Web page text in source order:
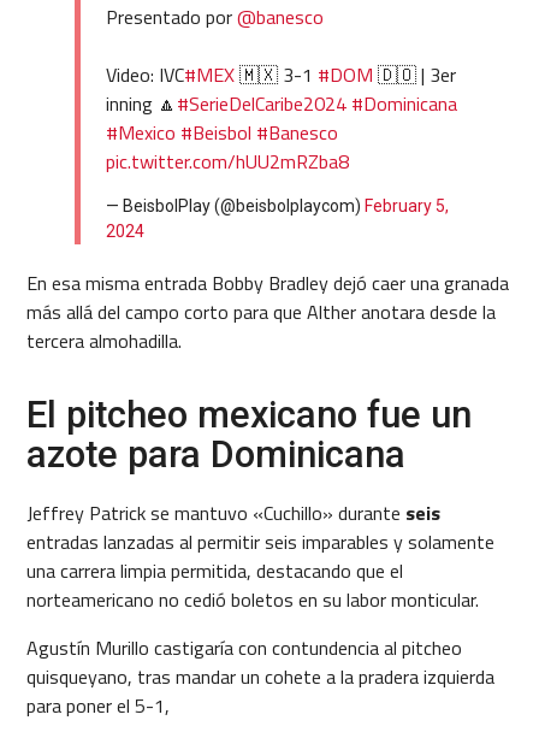
Presentado por@banesco
Video: IVC#MEX🇲🇽 3-1 #DOM 🇩🇴 | 3er
inning 🔼 #SerieDelCaribe2024 #Dominicana
#Mexico #Beisbol #Banesco
pic.twitter.com/hUU2mRZba8
— BeisbolPlay (@beisbolplaycom) February 5,
2024
En esa misma entrada Bobby Bradley dejó caer una granada
más allá del campo corto para que Alther anotara desde la
tercera almohadilla.
El pitcheo mexicano fue un
azote para Dominicana
Jeffrey Patrick se mantuvo «Cuchillo» durante seis
entradas lanzadas al permitir seis imparables y solamente
una carrera limpia permitida, destacando que el
norteamericano no cedió boletos en su labor monticular.
Agustín Murillo castigaría con contundencia al pitcheo
quisqueyano, tras mandar un cohete a la pradera izquierda
para poner el 5-1,